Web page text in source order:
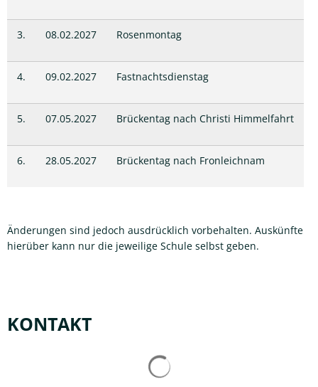
3. 08.02.2027 Rosenmontag
4. 09.02.2027 Fastnachtsdienstag
5. 07.05.2027 Brückentag nach Christi Himmelfahrt
6. 28.05.2027 Brückentag nach Fronleichnam
Änderungen sind jedoch ausdrücklich vorbehalten. Auskünfte
hierüber kann nur die jeweilige Schule selbst geben.
KONTAKT